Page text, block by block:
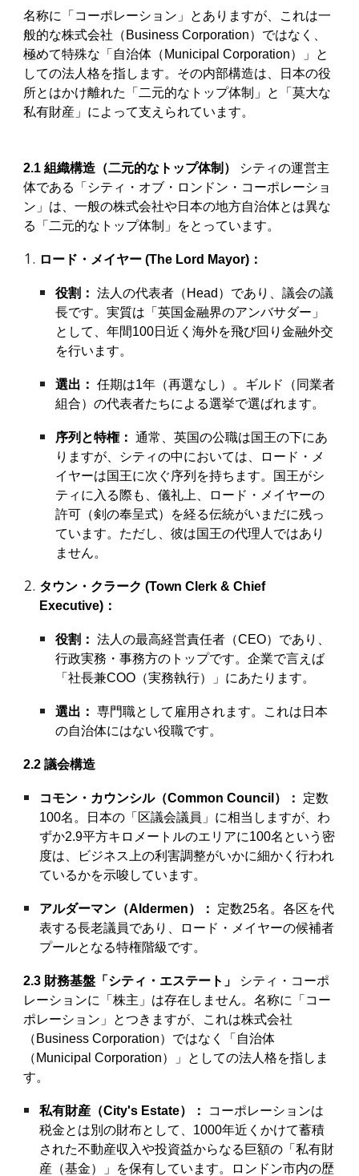
名称に「コーポレーション」とありますが、これは一
般的な株式会社（Business Corporation）ではなく、
極めて特殊な「自治体（Municipal Corporation）」と
しての法人格を指します。その内部構造は、日本の役
所とはかけ離れた「二元的なトップ体制」と「莫大な
私有財産」によって支えられています。
2.1 組織構造（二元的なトップ体制）
シティの運営主
体である「シティ・オブ・ロンドン・コーポレーショ
ン」は、一般の株式会社や日本の地方自治体とは異な
る「二元的なトップ体制」をとっています。
ロード・メイヤー (The Lord Mayor)：
役割： 法人の代表者（Head）であり、議会の議
長です。実質は「英国金融界のアンバサダー」
として、年間100日近く海外を飛び回り金融外交
を行います。
選出： 任期は1年（再選なし）。ギルド（同業者
組合）の代表者たちによる選挙で選ばれます。
序列と特権： 通常、英国の公職は国王の下にあ
りますが、シティの中においては、ロード・メ
イヤーは国王に次ぐ序列を持ちます。国王がシ
ティに入る際も、儀礼上、ロード・メイヤーの
許可（剣の奉呈式）を経る伝統がいまだに残っ
ています。ただし、彼は国王の代理人ではあり
ません。
タウン・クラーク (Town Clerk & Chief
Executive)：
役割： 法人の最高経営責任者（CEO）であり、
行政実務・事務方のトップです。企業で言えば
「社長兼COO（実務執行）」にあたります。
選出： 専門職として雇用されます。これは日本
の自治体にはない役職です。
2.2 議会構造
コモン・カウンシル（Common Council）：
定数
100名。日本の「区議会議員」に相当しますが、わ
ずか2.9平方キロメートルのエリアに100名という密
度は、ビジネス上の利害調整がいかに細かく行われ
ているかを示唆しています。
アルダーマン（Aldermen）：
定数25名。各区を代
表する長老議員であり、ロード・メイヤーの候補者
プールとなる特権階級です。
2.3 財務基盤「シティ・エステート」
シティ・コーポ
レーションに「株主」は存在しません。名称に「コー
ポレーション」とつきますが、これは株式会社
（Business Corporation）ではなく「自治体
（Municipal Corporation）」としての法人格を指しま
す。
私有財産（City's Estate）：
コーポレーションは
税金とは別の財布として、1000年近くかけて蓄積
された不動産収入や投資益からなる巨額の「私有財
産（基金）」を保有しています。ロンドン市内の歴